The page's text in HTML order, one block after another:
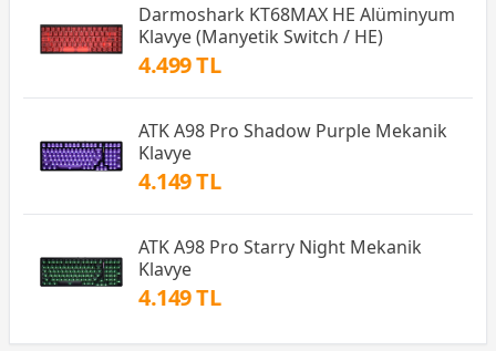
Darmoshark KT68MAX HE Alüminyum
Klavye (Manyetik Switch / HE)
4.499 TL
ATK A98 Pro Shadow Purple Mekanik
Klavye
4.149 TL
ATK A98 Pro Starry Night Mekanik
Klavye
4.149 TL